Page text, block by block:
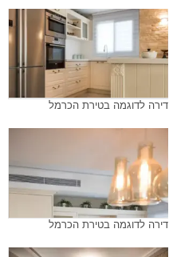
דירה לדוגמה בטירת הכרמל
דירה לדוגמה בטירת הכרמל